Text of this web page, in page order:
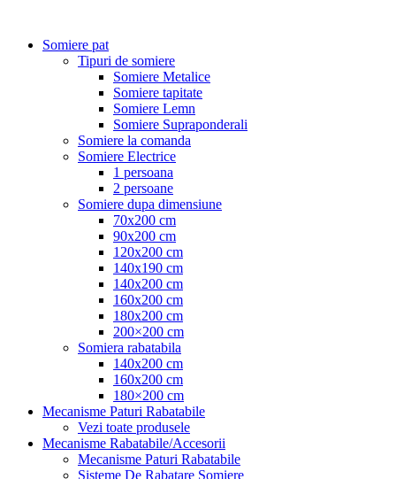
Somiere pat
Tipuri de somiere
Somiere Metalice
Somiere tapitate
Somiere Lemn
Somiere Supraponderali
Somiere la comanda
Somiere Electrice
1 persoana
2 persoane
Somiere dupa dimensiune
70x200 cm
90x200 cm
120x200 cm
140x190 cm
140x200 cm
160x200 cm
180x200 cm
200×200 cm
Somiera rabatabila
140x200 cm
160x200 cm
180×200 cm
Mecanisme Paturi Rabatabile
Vezi toate produsele
Mecanisme Rabatabile/Accesorii
Mecanisme Paturi Rabatabile
Sisteme De Rabatare Somiere